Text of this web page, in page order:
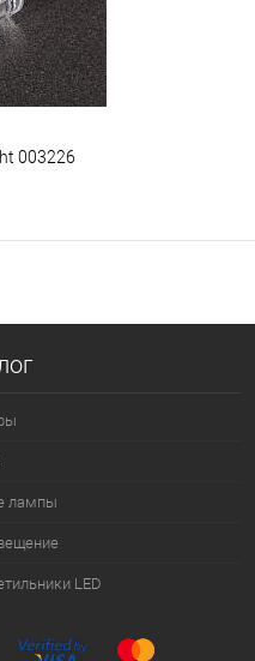
003226
менеджера
лампы
LED